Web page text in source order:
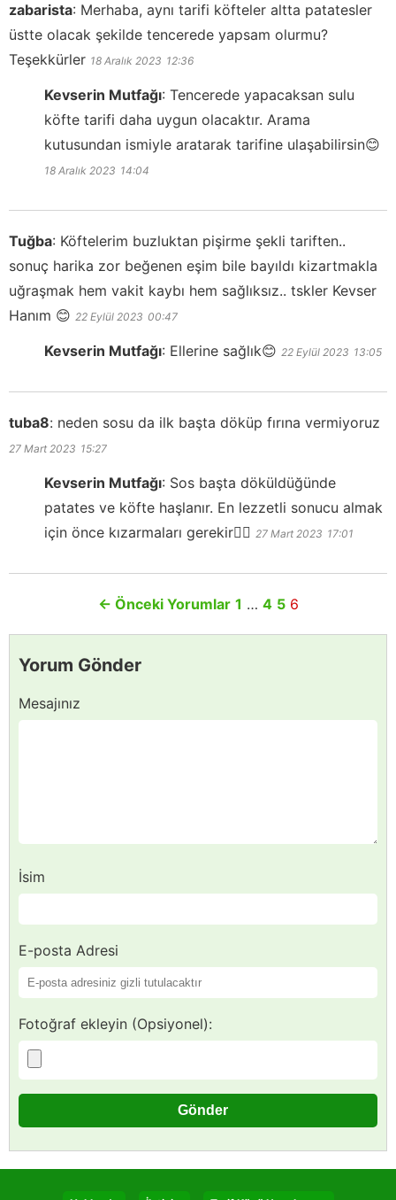
zabarista: Merhaba, aynı tarifi köfteler altta patatesler
üstte olacak şekilde tencerede yapsam olurmu?
Teşekkürler 18 Aralık 2023 12:36
Kevserin Mutfağı: Tencerede yapacaksan sulu
köfte tarifi daha uygun olacaktır. Arama
kutusundan ismiyle aratarak tarifine ulaşabilirsin😊
18 Aralık 2023 14:04
Tuğba: Köftelerim buzluktan pişirme şekli tariften..
sonuç harika zor beğenen eşim bile bayıldı kizartmakla
uğraşmak hem vakit kaybı hem sağlıksız.. tskler Kevser
Hanım 😊 22 Eylül 2023 00:47
Kevserin Mutfağı: Ellerine sağlık😊 22 Eylül 2023 13:05
tuba8: neden sosu da ilk başta döküp fırına vermiyoruz
27 Mart 2023 15:27
Kevserin Mutfağı: Sos başta döküldüğünde
patates ve köfte haşlanır. En lezzetli sonucu almak
için önce kızarmaları gerekir👍🏻 27 Mart 2023 17:01
← Önceki Yorumlar 1 … 4 5 6
Yorum Gönder
Mesajınız
İsim
E-posta Adresi
Fotoğraf ekleyin (Opsiyonel):